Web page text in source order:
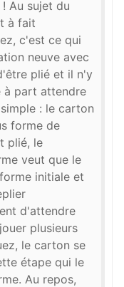
Au sujet du
à fait
c'est ce qui
neuve avec
plié et il n'y
à part attendre
: le carton
forme de
plié, le
veut que le
initiale et
d'attendre
plusieurs
le carton se
étape qui le
Au repos,